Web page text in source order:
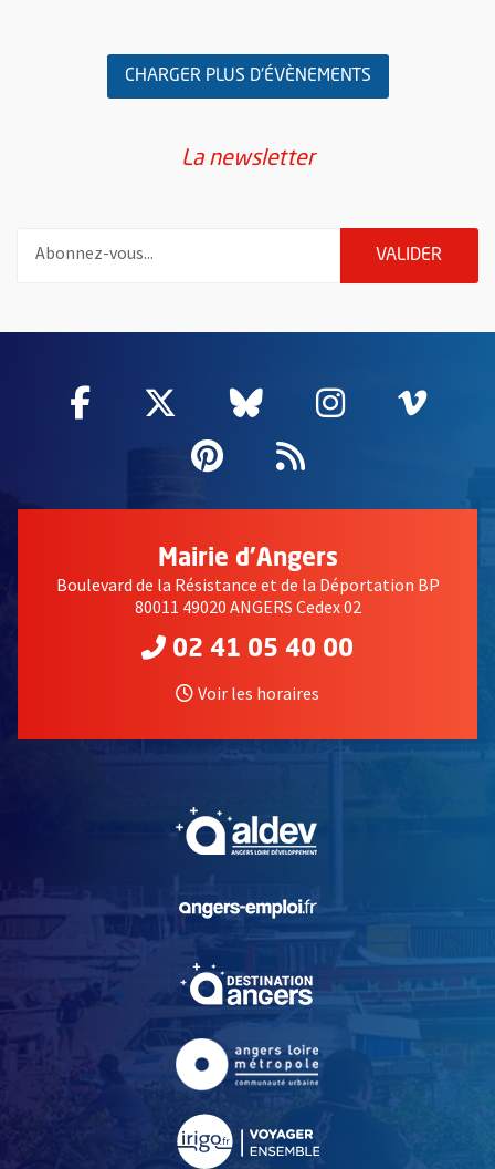
CHARGER PLUS D'ÉVÈNEMENTS
La newsletter
VALIDER
Facebook
, Ouvre une nouvelle fenêtre
Twitter
, Ouvre une nouvelle
Bluesky
, Ouvre une
Instagram
, Ouvre
,
Pinterest
, Ouvre une
Flux RSS
Mairie d'Angers
Boulevard de la Résistance et de la Déportation BP
80011 49020 ANGERS Cedex 02
02 41 05 40 00
Voir les horaires
, Ouvre une nouvelle
, Ouvre une nouvelle